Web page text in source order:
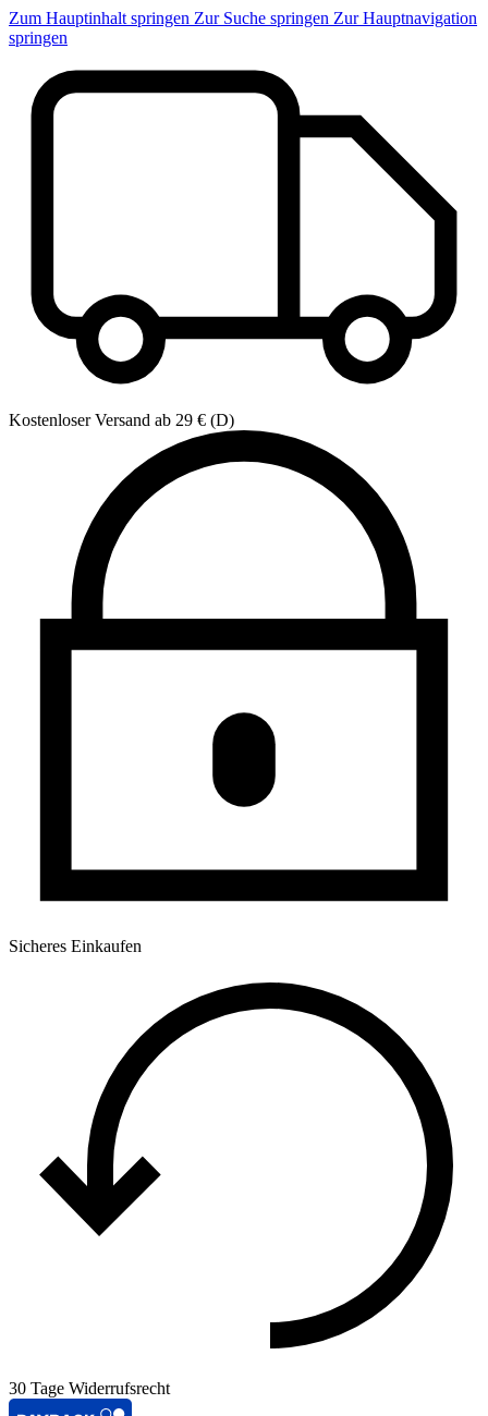
Zum Hauptinhalt springen Zur Suche springen Zur Hauptnavigation
springen
Kostenloser Versand ab 29 € (D)
Sicheres Einkaufen
30 Tage Widerrufsrecht